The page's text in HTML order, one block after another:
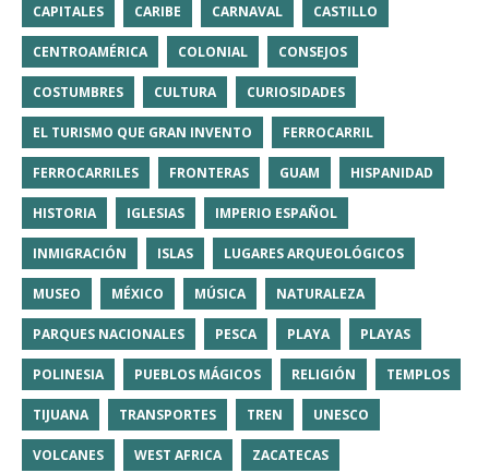
CAPITALES CARIBE CARNAVAL CASTILLO
CENTROAMÉRICA COLONIAL CONSEJOS
COSTUMBRES CULTURA CURIOSIDADES
EL TURISMO QUE GRAN INVENTO FERROCARRIL
FERROCARRILES FRONTERAS GUAM HISPANIDAD
HISTORIA IGLESIAS IMPERIO ESPAÑOL
INMIGRACIÓN ISLAS LUGARES ARQUEOLÓGICOS
MUSEO MÉXICO MÚSICA NATURALEZA
PARQUES NACIONALES PESCA PLAYA PLAYAS
POLINESIA PUEBLOS MÁGICOS RELIGIÓN TEMPLOS
TIJUANA TRANSPORTES TREN UNESCO
VOLCANES WEST AFRICA ZACATECAS